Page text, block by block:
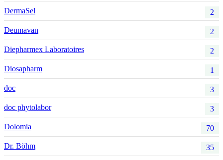
DermaSel 2
Deumavan 2
Diepharmex Laboratoires 2
Diosapharm 1
doc 3
doc phytolabor 3
Dolomia 70
Dr. Böhm 35